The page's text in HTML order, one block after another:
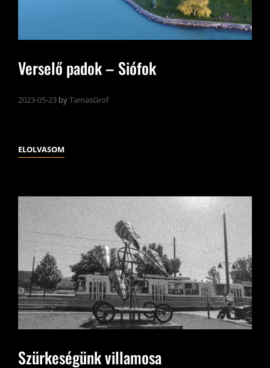
Verselő padok – Siófok
2023-05-23 byTamasGrof
ELOLVASOMVERSELŐ
SIÓFOK
Szürkeségünk villamosa